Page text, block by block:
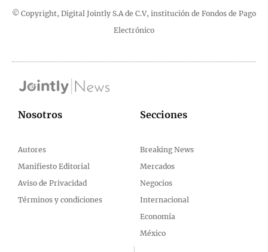
© Copyright, Digital Jointly S.A de C.V, institución de Fondos de Pago
Electrónico
Nosotros
Autores
Manifiesto Editorial
Aviso de Privacidad
Términos y condiciones
Secciones
Breaking News
Mercados
Negocios
Internacional
Economía
México